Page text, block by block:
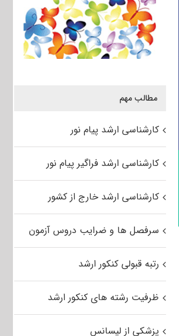
مطالب مهم
کارشناسی ارشد پیام نور
کارشناسی ارشد فراگیر پیام نور
کارشناسی ارشد خارج از کشور
سرفصل ها و ضرایب دروس آزمون
رتبه قبولی کنکور ارشد
ظرفیت رشته های کنکور ارشد
پزشکی از لیسانس